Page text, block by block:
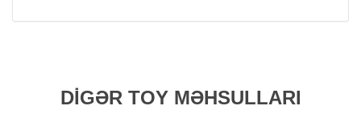
DIGƏR TOY MƏHSULLARI